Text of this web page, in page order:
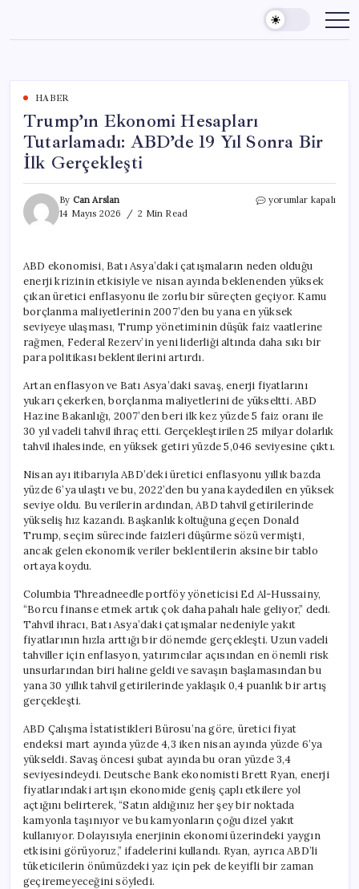
content
HABER
Trump’ın Ekonomi Hesapları
Tutarlamadı: ABD’de 19 Yıl Sonra Bir
İlk Gerçekleşti
By Can Arslan
14 Mayıs 2026
2 Min Read
Trump’ın
19
Yıl
Sonra
Bir
Gerçekleşti
için
yorumlar kapalı
ABD ekonomisi, Batı Asya’daki çatışmaların neden olduğu
enerji krizinin etkisiyle ve nisan ayında beklenenden yüksek
çıkan üretici enflasyonu ile zorlu bir süreçten geçiyor. Kamu
borçlanma maliyetlerinin 2007’den bu yana en yüksek
seviyeye ulaşması, Trump yönetiminin düşük faiz vaatlerine
rağmen, Federal Rezerv’in yeni liderliği altında daha sıkı bir
para politikası beklentilerini artırdı.
Artan enflasyon ve Batı Asya’daki savaş, enerji fiyatlarını
yukarı çekerken, borçlanma maliyetlerini de yükseltti. ABD
Hazine Bakanlığı, 2007’den beri ilk kez yüzde 5 faiz oranı ile
30 yıl vadeli tahvil ihraç etti. Gerçekleştirilen 25 milyar dolarlık
tahvil ihalesinde, en yüksek getiri yüzde 5,046 seviyesine çıktı.
Nisan ayı itibarıyla ABD’deki üretici enflasyonu yıllık bazda
yüzde 6’ya ulaştı ve bu, 2022’den bu yana kaydedilen en yüksek
seviye oldu. Bu verilerin ardından, ABD tahvil getirilerinde
yükseliş hız kazandı. Başkanlık koltuğuna geçen Donald
Trump, seçim sürecinde faizleri düşürme sözü vermişti,
ancak gelen ekonomik veriler beklentilerin aksine bir tablo
ortaya koydu.
Columbia Threadneedle portföy yöneticisi Ed Al-Hussainy,
“Borcu finanse etmek artık çok daha pahalı hale geliyor,” dedi.
Tahvil ihracı, Batı Asya’daki çatışmalar nedeniyle yakıt
fiyatlarının hızla arttığı bir dönemde gerçekleşti. Uzun vadeli
tahviller için enflasyon, yatırımcılar açısından en önemli risk
unsurlarından biri haline geldi ve savaşın başlamasından bu
yana 30 yıllık tahvil getirilerinde yaklaşık 0,4 puanlık bir artış
gerçekleşti.
ABD Çalışma İstatistikleri Bürosu’na göre, üretici fiyat
endeksi mart ayında yüzde 4,3 iken nisan ayında yüzde 6’ya
yükseldi. Savaş öncesi şubat ayında bu oran yüzde 3,4
seviyesindeydi. Deutsche Bank ekonomisti Brett Ryan, enerji
fiyatlarındaki artışın ekonomide geniş çaplı etkilere yol
açtığını belirterek, “Satın aldığınız her şey bir noktada
kamyonla taşınıyor ve bu kamyonların çoğu dizel yakıt
kullanıyor. Dolayısıyla enerjinin ekonomi üzerindeki yaygın
etkisini görüyoruz,” ifadelerini kullandı. Ryan, ayrıca ABD’li
tüketicilerin önümüzdeki yaz için pek de keyifli bir zaman
geçiremeyeceğini söyledi.